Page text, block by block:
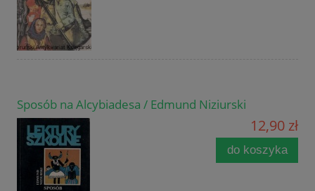
Sposób na Alcybiadesa / Edmund Niziurski
12,90 zł
do koszyka